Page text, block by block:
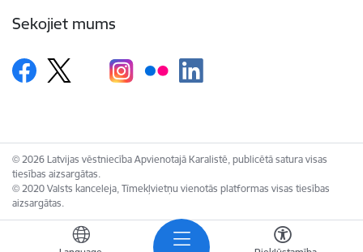
Sekojiet mums
© 2026 Latvijas vēstniecība Apvienotajā Karalistē, publicētā satura visas
tiesības aizsargātas.
© 2020 Valsts kanceleja, Tīmekļvietņu vienotās platformas visas tiesības
aizsargātas.